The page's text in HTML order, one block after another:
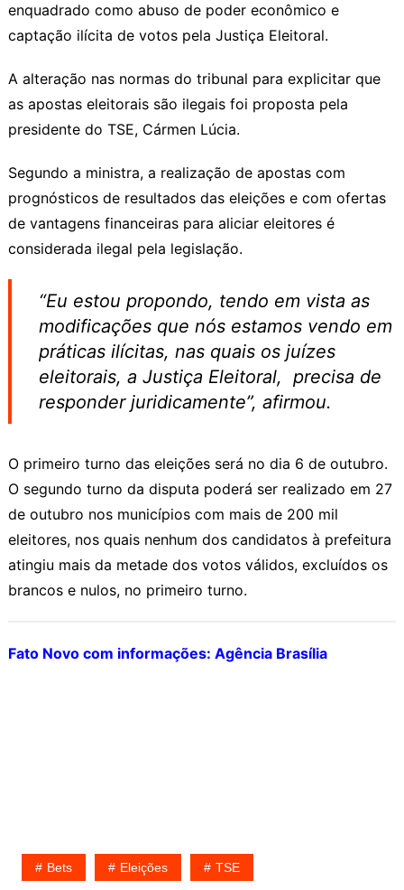
enquadrado como abuso de poder econômico e
captação ilícita de votos pela Justiça Eleitoral.
A alteração nas normas do tribunal para explicitar que
as apostas eleitorais são ilegais foi proposta pela
presidente do TSE, Cármen Lúcia.
Segundo a ministra, a realização de apostas com
prognósticos de resultados das eleições e com ofertas
de vantagens financeiras para aliciar eleitores é
considerada ilegal pela legislação.
“Eu estou propondo, tendo em vista as
modificações que nós estamos vendo em
práticas ilícitas, nas quais os juízes
eleitorais, a Justiça Eleitoral, precisa de
responder juridicamente”, afirmou.
O primeiro turno das eleições será no dia 6 de outubro.
O segundo turno da disputa poderá ser realizado em 27
de outubro nos municípios com mais de 200 mil
eleitores, nos quais nenhum dos candidatos à prefeitura
atingiu mais da metade dos votos válidos, excluídos os
brancos e nulos, no primeiro turno.
Fato Novo com informações: Agência Brasília
Bets Eleições TSE